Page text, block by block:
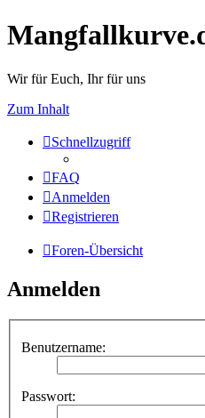
Wir für Euch, Ihr für uns
Zum Inhalt
Schnellzugriff
FAQ
Anmelden
Registrieren
Foren-Übersicht
Anmelden
Benutzername:
Passwort: